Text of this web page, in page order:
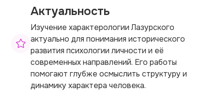
Актуальность
Изучение характерологии Лазурского
актуально для понимания исторического
развития психологии личности и её
современных направлений. Его работы
помогают глубже осмыслить структуру и
динамику характера человека.